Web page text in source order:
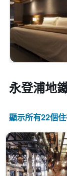
永登浦地
顯示所有22​個